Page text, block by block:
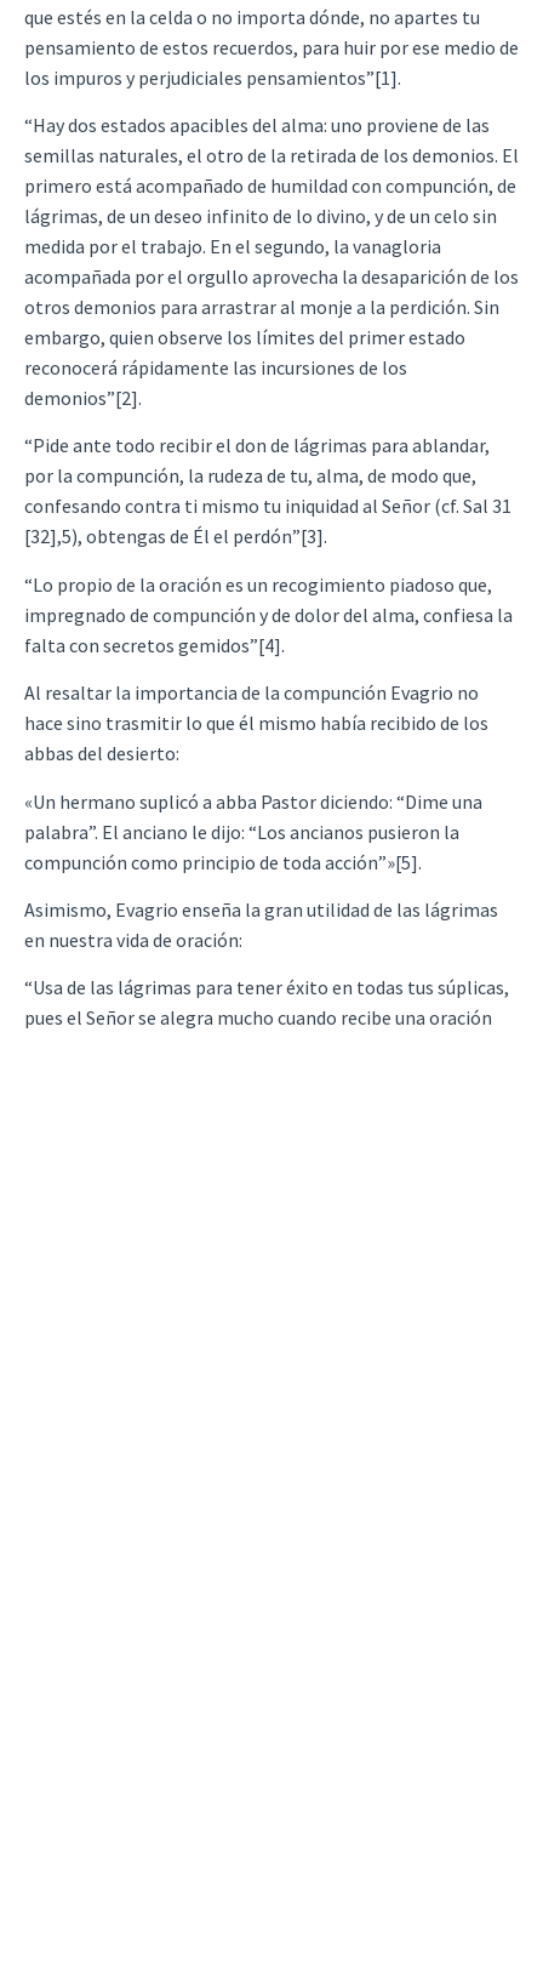
que estés en la celda o no importa dónde, no apartes tu
pensamiento de estos recuerdos, para huir por ese medio de
los impuros y perjudiciales pensamientos”[1].
“Hay dos estados apacibles del alma: uno proviene de las
semillas naturales, el otro de la retirada de los demonios. El
primero está acompañado de humildad con compunción, de
lágrimas, de un deseo infinito de lo divino, y de un celo sin
medida por el trabajo. En el segundo, la vanagloria
acompañada por el orgullo aprovecha la desaparición de los
otros demonios para arrastrar al monje a la perdición. Sin
embargo, quien observe los límites del primer estado
reconocerá rápidamente las incursiones de los
demonios”[2].
“Pide ante todo recibir el don de lágrimas para ablandar,
por la compunción, la rudeza de tu, alma, de modo que,
confesando contra ti mismo tu iniquidad al Señor (cf. Sal 31
[32],5), obtengas de Él el perdón”[3].
“Lo propio de la oración es un recogimiento piadoso que,
impregnado de compunción y de dolor del alma, confiesa la
falta con secretos gemidos”[4].
Al resaltar la importancia de la compunción Evagrio no
hace sino trasmitir lo que él mismo había recibido de los
abbas del desierto:
«Un hermano suplicó a abba Pastor diciendo: “Dime una
palabra”. El anciano le dijo: “Los ancianos pusieron la
compunción como principio de toda acción”»[5].
Asimismo, Evagrio enseña la gran utilidad de las lágrimas
en nuestra vida de oración:
“Usa de las lágrimas para tener éxito en todas tus súplicas,
pues el Señor se alegra mucho cuando recibe una oración